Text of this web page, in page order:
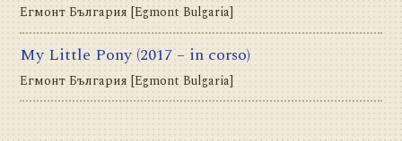
Егмонт България [Egmont Bulgaria]
My Little Pony (2017 – in corso)
Егмонт България [Egmont Bulgaria]